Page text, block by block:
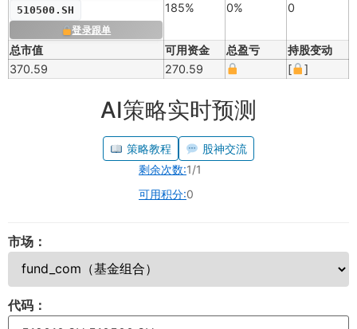
510500.SH
登录跟单
185% 0% 0
总市值 可用资金 总盈亏
持股变动
370.59
270.59 [ ]
AI策略实时预测
策略教程
股神交流
剩余次数:1/1
可用积分:0
市场：
代码：